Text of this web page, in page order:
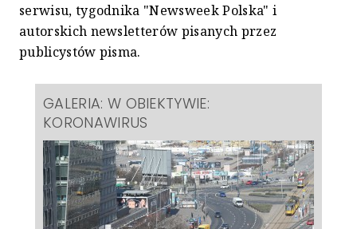
serwisu, tygodnika "Newsweek Polska" i
autorskich newsletterów pisanych przez
publicystów pisma.
GALERIA: W OBIEKTYWIE:
KORONAWIRUS